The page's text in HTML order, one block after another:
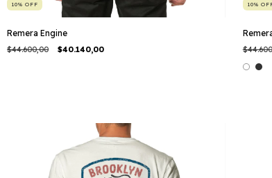
10% OFF
Remera Engine
$44.600,00 $40.140,00
10%